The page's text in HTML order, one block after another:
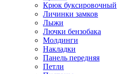
Крюк буксировочный
Личинки замков
Лыжи
Лючки бензобака
Молдинги
Накладки
Панель передняя
Петли